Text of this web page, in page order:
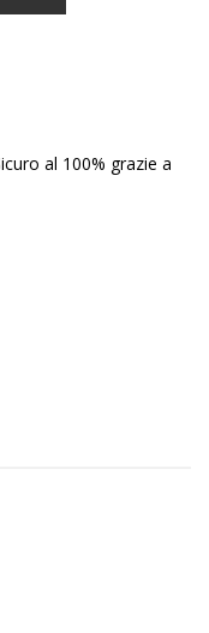
al 100% grazie a